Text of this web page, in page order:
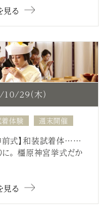
見る
29（木）
着体験 週末開催
前式】和装試着体……
。 橿原神宮挙式だか
見る